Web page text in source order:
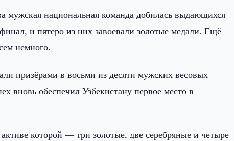
мужская национальная команда добилась выдающихся
и пятеро из них завоевали золотые медали. Ещё
немного.
призёрами в восьми из десяти мужских весовых
вновь обеспечил Узбекистану первое место в
которой — три золотые, две серебряные и четыре